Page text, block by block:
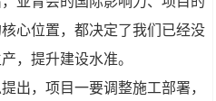
心位置，都决定了我们已经没
，提升建设水准。
出，项目一要调整施工部署，